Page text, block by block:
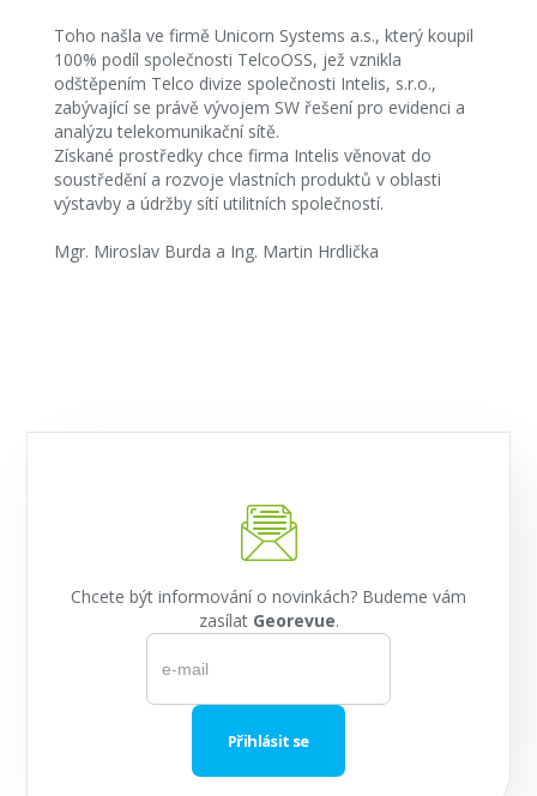
Toho našla ve firmě Unicorn Systems a.s., který koupil
100% podíl společnosti TelcoOSS, jež vznikla
odštěpením Telco divize společnosti Intelis, s.r.o.,
zabývající se právě vývojem SW řešení pro evidenci a
analýzu telekomunikační sítě.
Získané prostředky chce firma Intelis věnovat do
soustředění a rozvoje vlastních produktů v oblasti
výstavby a údržby sítí utilitních společností.
Mgr. Miroslav Burda a Ing. Martin Hrdlička
Chcete být informování o novinkách? Budeme vám
zasílat Georevue.